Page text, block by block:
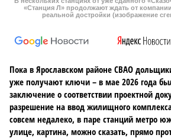
«Станция Л» продолжают ждать от
реальной достройки (изображение
Пока в Ярославском районе СВАО
уже получают ключи – в мае 2026 года
заключение о соответствии проектной
разрешение на ввод жилищного
совсем недалеко, в паре станций метро
улице, картина, можно сказать, прямо